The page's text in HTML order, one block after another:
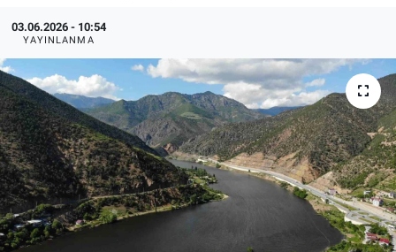
03.06.2026 - 10:54
YAYINLANMA